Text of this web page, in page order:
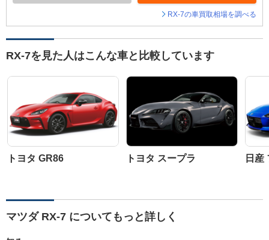
RX-7の車買取相場を調べる
RX-7を見た人はこんな車と比較しています
トヨタ GR86 トヨタ スープラ 日産
マツダ RX-7 についてもっと詳しく